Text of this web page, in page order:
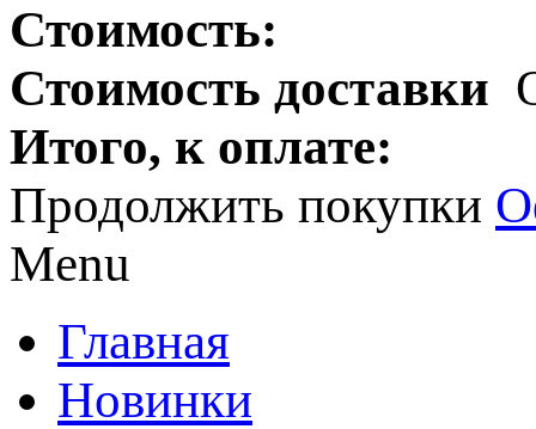
Стоимость:
Стоимость доставки
Итого, к оплате:
Продолжить покупки
Menu
Главная
Новинки